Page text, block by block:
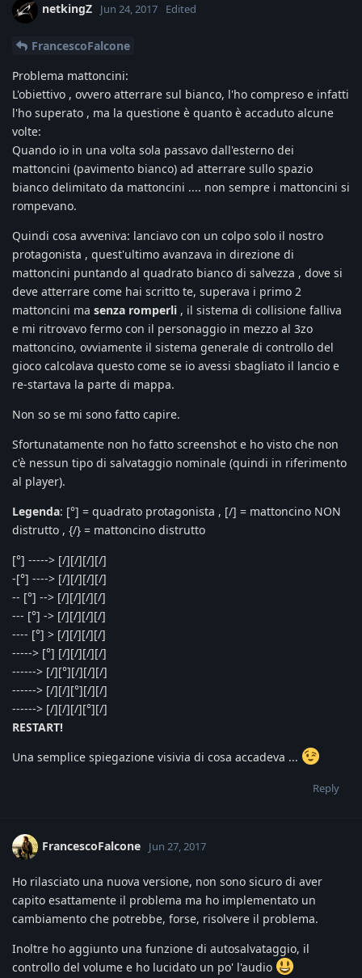
netkingZ Jun 24, 2017 Edited
FrancescoFalcone
Problema mattoncini:
L'obiettivo , ovvero atterrare sul bianco, l'ho compreso e infatti
l'ho superato , ma la questione è quanto è accaduto alcune
volte:
Quando io in una volta sola passavo dall'esterno dei
mattoncini (pavimento bianco) ad atterrare sullo spazio
bianco delimitato da mattoncini .... non sempre i mattoncini si
rompevano.
Quindi cosa avveniva: lanciavo con un colpo solo il nostro
protagonista , quest'ultimo avanzava in direzione di
mattoncini puntando al quadrato bianco di salvezza , dove si
deve atterrare come hai scritto te, superava i primo 2
mattoncini ma senza romperli , il sistema di collisione falliva
e mi ritrovavo fermo con il personaggio in mezzo al 3zo
mattoncino, ovviamente il sistema generale di controllo del
gioco calcolava questo come se io avessi sbagliato il lancio e
re-startava la parte di mappa.
Non so se mi sono fatto capire.
Sfortunatamente non ho fatto screenshot e ho visto che non
c'è nessun tipo di salvataggio nominale (quindi in riferimento
al player).
Legenda: [°] = quadrato protagonista , [/] = mattoncino NON
distrutto , {/} = mattoncino distrutto
[°] -----> [/][/][/][/]
-[°] ----> [/][/][/][/]
-- [°] --> [/][/][/][/]
--- [°] -> [/][/][/][/]
---- [°] > [/][/][/][/]
-----> [°] [/][/][/][/]
------> [/][°][/][/][/]
------> [/][/][°][/][/]
------> [/][/][/][°][/]
RESTART!
Una semplice spiegazione visivia di cosa accadeva ...
Reply
FrancescoFalcone Jun 27, 2017
Ho rilasciato una nuova versione, non sono sicuro di aver
capito esattamente il problema ma ho implementato un
cambiamento che potrebbe, forse, risolvere il problema.
Inoltre ho aggiunto una funzione di autosalvataggio, il
controllo del volume e ho lucidato un po' l'audio